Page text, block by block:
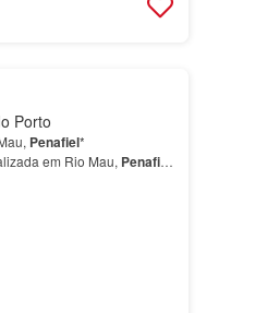
Porto
Penafiel*
em Rio Mau, Penafiel
luz natural,…